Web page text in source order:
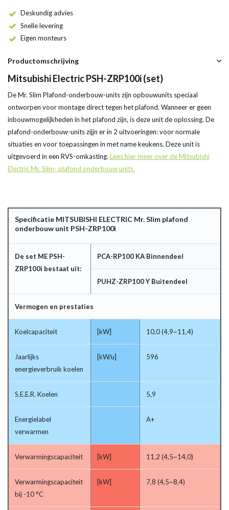
Deskundig advies
Snelle levering
Eigen monteurs
Productomschrijving
Mitsubishi Electric PSH-ZRP100i (set)
De Mr. Slim Plafond-onderbouw-units zijn opbouwunits speciaal
ontworpen voor montage direct tegen het plafond. Wanneer er geen
inbouwmogelijkheden in het plafond zijn, is deze unit de oplossing. De
plafond-onderbouw-units zijjn er in 2 uitvoeringen: voor normale
situaties en voor toepassingen in met name keukens. Deze unit is
uitgevoerd in een RVS-omkasting. Lees hier meer over de Mitsubishi
Electric Mr. Slim- plafond onderbouw units.
Specificatie MITSUBISHI ELECTRIC Mr. Slim plafond
onderbouw unit PSH-ZRP100i
De set ME PSH-
ZRP100i bestaat uit:
PCA-RP100 KA Binnendeel
PUHZ-ZRP100 Y Buitendeel
Vermogen en prestaties
Koelcapaciteit [kW] 10,0 (4,9~11,4)
Jaarlijks
energieverbruik koelen
[kW/u] 596
S.E.E.R. Koelen 5,9
Energielabel
verwarmen
A+
Verwarmingscapaciteit [kW] 11,2 (4,5~14,0)
Verwarmingscapaciteit
bij -10 °C
[kW] 7,8 (4,5~8,4)